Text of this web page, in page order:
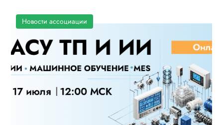
Новости ассоциации